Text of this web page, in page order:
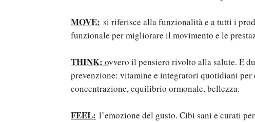
MOVE: si riferisce alla funzionalità e a tutti i
funzionale per migliorare il movimento e le
THINK: ovvero il pensiero rivolto alla salute. E
prevenzione: vitamine e integratori quotidiani
concentrazione, equilibrio ormonale, bellezza.
FEEL: l’emozione del gusto. Cibi sani e curati